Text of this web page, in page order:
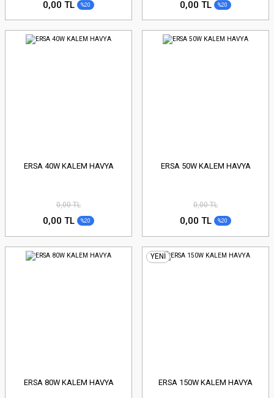
0,00 TL %20 0,00 TL %20
ERSA 40W KALEM HAVYA
0,00 TL
0,00 TL %20
ERSA 50W KALEM HAVYA
0,00 TL
0,00 TL %20
ERSA 80W KALEM HAVYA
YENİ
ERSA 150W KALEM HAVYA